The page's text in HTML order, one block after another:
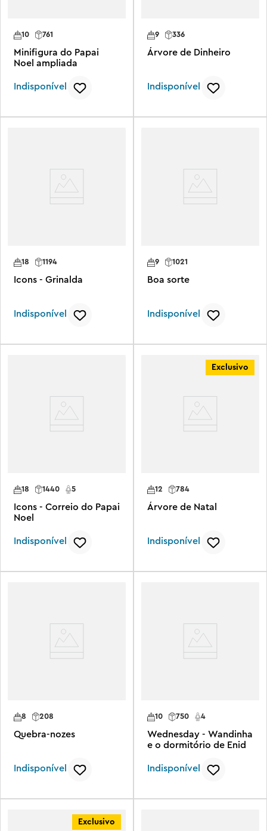
761
10
Minifigura do Papai
Noel ampliada
Indisponível
336
9
Árvore de Dinheiro
Indisponível
1194
18
Icons - Grinalda
Indisponível
9 1021
Boa sorte
Indisponível
18 1440 5
Icons - Correio do Papai
Noel
Indisponível
Exclusivo
12 784
Árvore de Natal
Indisponível
8 208
Quebra-nozes
Indisponível
4
750
10
Wednesday - Wandinha
e o dormitório de Enid
Indisponível
Exclusivo